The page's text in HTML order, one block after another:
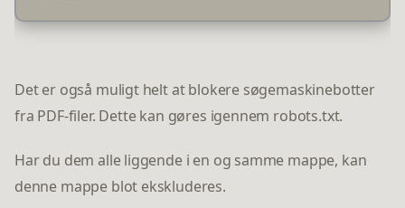
Det er også muligt helt at blokere søgemaskinebotter
fra PDF-filer. Dette kan gøres igennem robots.txt.
Har du dem alle liggende i en og samme mappe, kan
denne mappe blot ekskluderes.